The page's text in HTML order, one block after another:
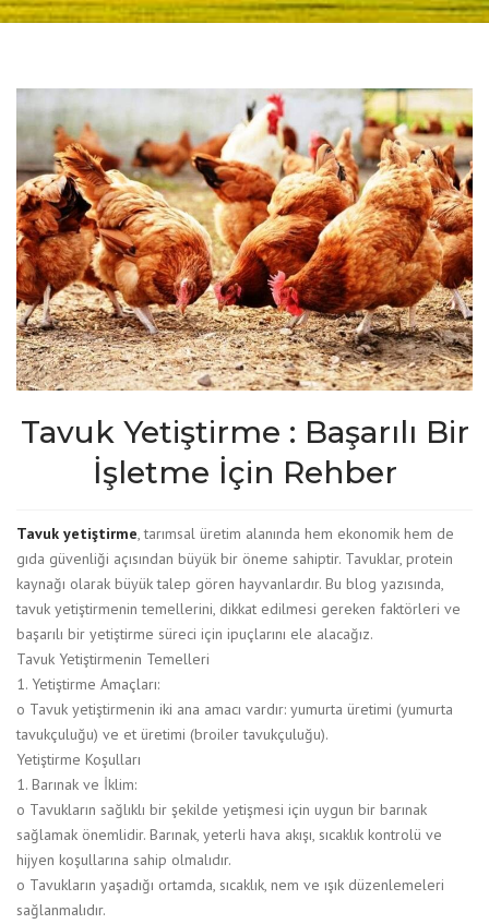
Tavuk Yetiştirme : Başarılı Bir
İşletme İçin Rehber
Tavuk yetiştirme, tarımsal üretim alanında hem ekonomik hem de
gıda güvenliği açısından büyük bir öneme sahiptir. Tavuklar, protein
kaynağı olarak büyük talep gören hayvanlardır. Bu blog yazısında,
tavuk yetiştirmenin temellerini, dikkat edilmesi gereken faktörleri ve
başarılı bir yetiştirme süreci için ipuçlarını ele alacağız.
Tavuk Yetiştirmenin Temelleri
1. Yetiştirme Amaçları:
o Tavuk yetiştirmenin iki ana amacı vardır: yumurta üretimi (yumurta
tavukçuluğu) ve et üretimi (broiler tavukçuluğu).
Yetiştirme Koşulları
1. Barınak ve İklim:
o Tavukların sağlıklı bir şekilde yetişmesi için uygun bir barınak
sağlamak önemlidir. Barınak, yeterli hava akışı, sıcaklık kontrolü ve
hijyen koşullarına sahip olmalıdır.
o Tavukların yaşadığı ortamda, sıcaklık, nem ve ışık düzenlemeleri
sağlanmalıdır.